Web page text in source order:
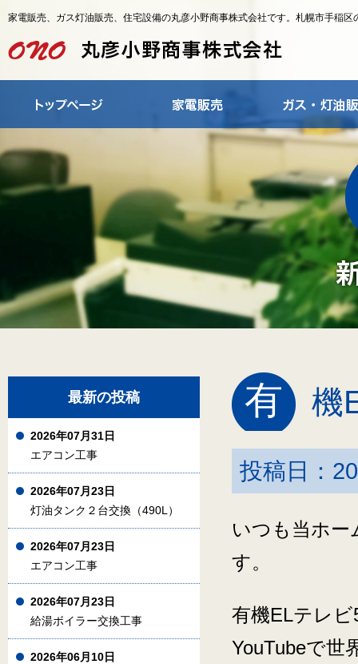
家電販売、ガス灯油販売、住宅設備の丸彦小野商事株式会社です。札幌市手稲区
有 機
投稿日：
いつも当ホ
す。
有機ELテレ
YouTubeで世
最新の投稿
2026年07月31日
エアコン工事
2026年07月23日
灯油タンク２台交換（490L）
2026年07月23日
エアコン工事
2026年07月23日
給湯ボイラー交換工事
2026年06月10日